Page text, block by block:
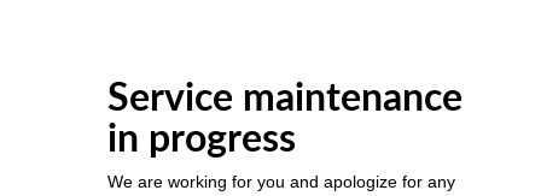
Service maintenance
in progress
We are working for you and apologize for any